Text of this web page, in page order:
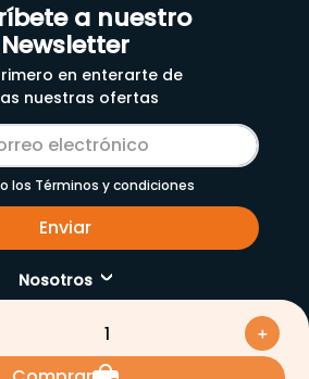
＋
a nuestro
Newsletter
en enterarte de
nuestras ofertas
los Términos y condiciones
Enviar
Nosotros
Nuestra empresa